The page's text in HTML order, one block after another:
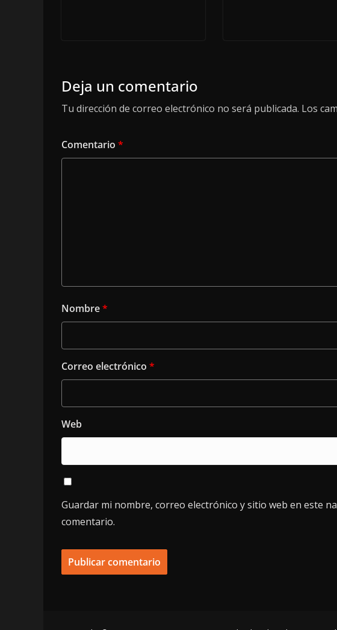
Deja un comentario
Tu dirección de correo electrónico no será publicada. Los
Comentario *
Nombre*
Correo electrónico *
Web
Guardar mi nombre, correo electrónico y sitio web en este
comentario.